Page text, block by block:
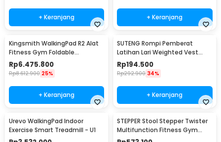
+ Keranjang + Keranjang
Kingsmith WalkingPad R2 Alat
Fitness Gym Foldable
Treadmill 1.25 HP - TRR2F
(Global Version)
Rp6.475.800
Rp8.612.900 25%
+ Keranjang
SUTENG Rompi Pemberat
Latihan Lari Weighted Vest
Beban 20kg - 907
Rp194.500
Rp292.900 34%
+ Keranjang
Urevo WalkingPad Indoor
Exercise Smart Treadmill - U1
STEPPER Stool Stepper Twister
Multifunction Fitness Gym
with LCD - XS-618-2